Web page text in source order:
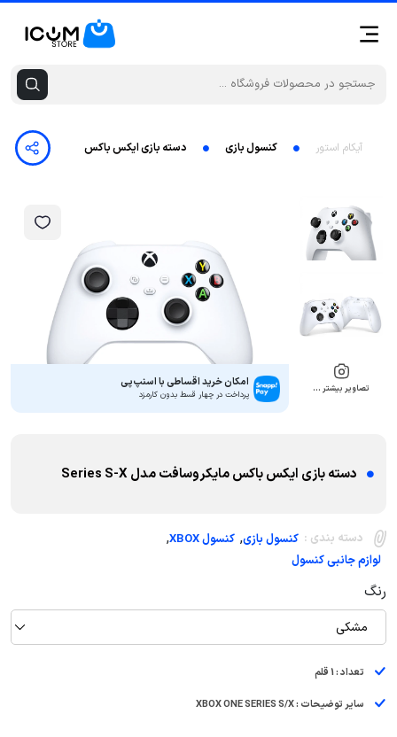
آیکام استور کنسول بازی دسته بازی ایکس باکس مایکروسافت مدل Series S-X
تصاویر بیشتر … امکان خرید اقساطی با اسنپ‌پی
پرداخت در چهار قسط بدون کارمزد
دسته بازی ایکس باکس مایکروسافت مدل Series S-X
دسته بندی : کنسول بازی, کنسول XBOX ,
لوازم جانبی کنسول
رنگ
مشکی
تعداد : 1 قلم
سایر توضیحات : XBOX ONE SERIES S/X